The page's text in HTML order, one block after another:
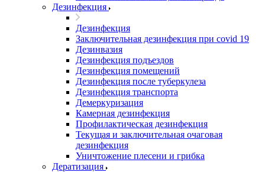
Дезинфекция
Дезинфекция
Заключительная дезинфекция при covid 19
Дезинвазия
Дезинфекция подъездов
Дезинфекция помещений
Дезинфекция после туберкулеза
Дезинфекция транспорта
Демеркуризация
Камерная дезинфекция
Профилактическая дезинфекция
Текущая и заключительная очаговая
дезинфекция
Уничтожение плесени и грибка
Дератизация